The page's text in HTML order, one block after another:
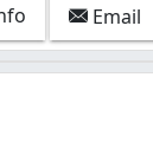
Email